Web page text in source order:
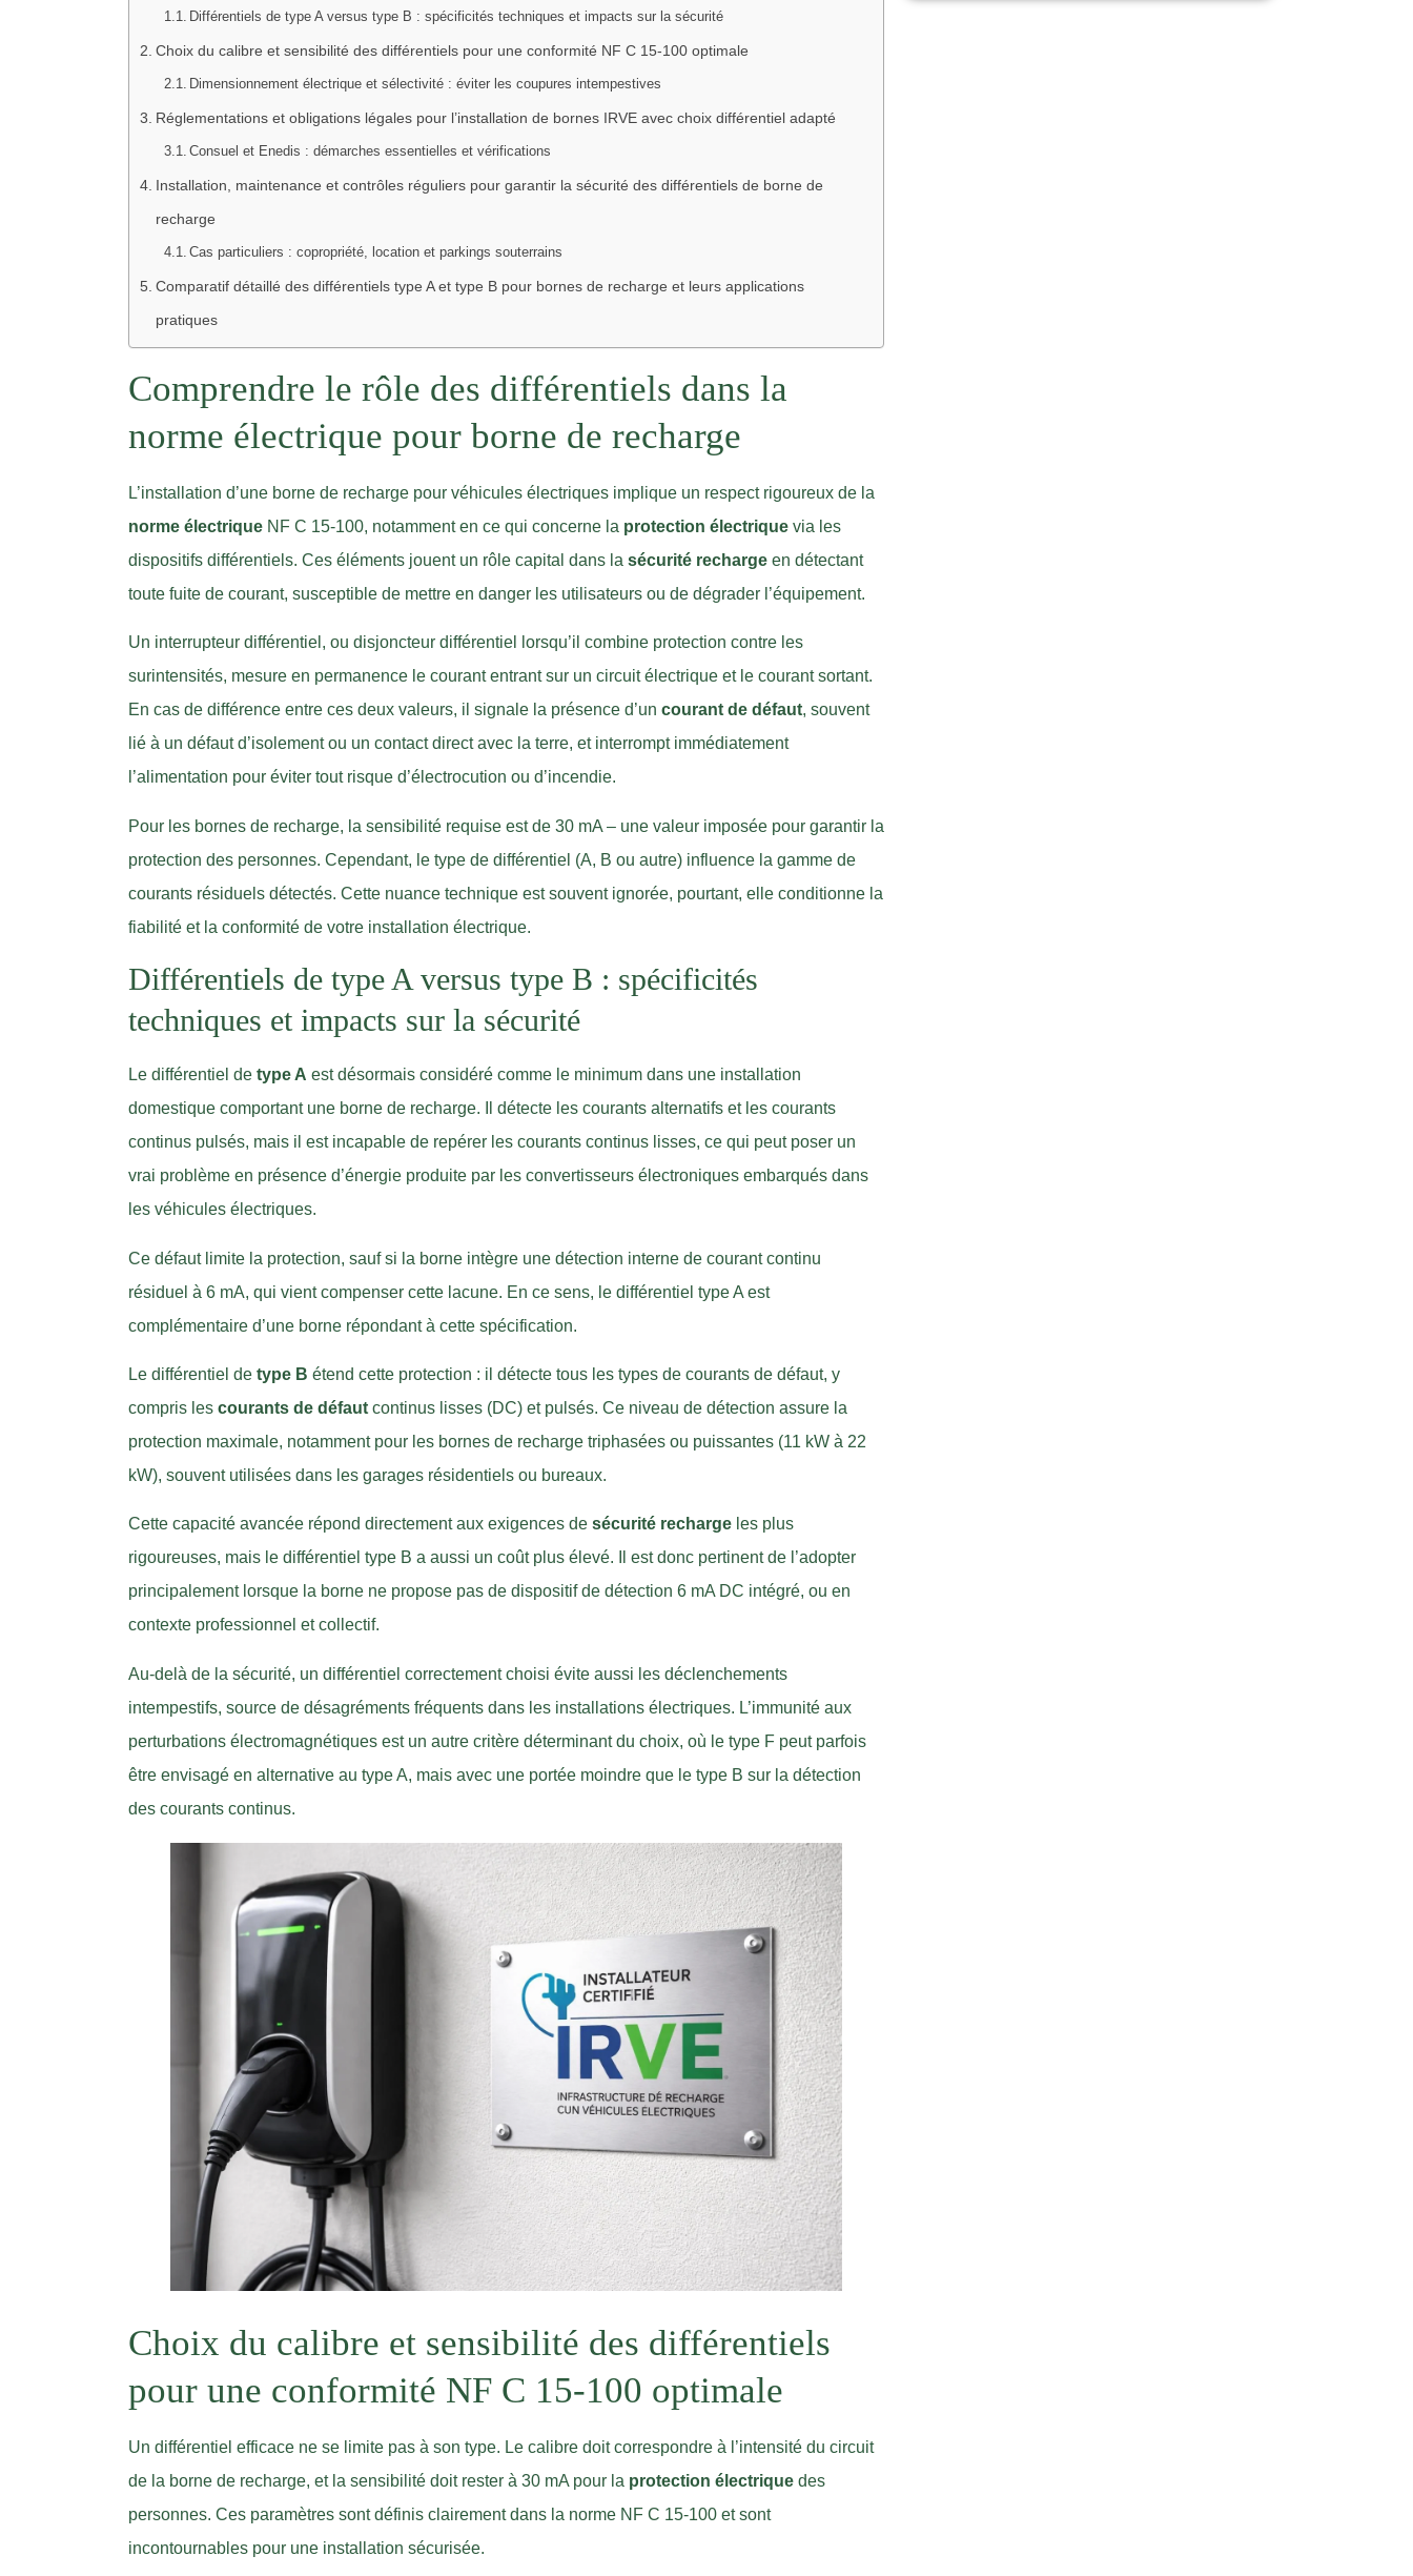
Différentiels de type A versus type B : spécificités techniques et impacts sur la sécurité
Choix du calibre et sensibilité des différentiels pour une conformité NF C 15-100 optimale
Dimensionnement électrique et sélectivité : éviter les coupures intempestives
Réglementations et obligations légales pour l’installation de bornes IRVE avec choix différentiel adapté
Consuel et Enedis : démarches essentielles et vérifications
Installation, maintenance et contrôles réguliers pour garantir la sécurité des différentiels de borne de
recharge
Cas particuliers : copropriété, location et parkings souterrains
Comparatif détaillé des différentiels type A et type B pour bornes de recharge et leurs applications
pratiques
Comprendre le rôle des différentiels dans la
norme électrique pour borne de recharge
L’installation d’une borne de recharge pour véhicules électriques implique un respect rigoureux de la
norme électrique NF C 15-100, notamment en ce qui concerne la protection électrique via les
dispositifs différentiels. Ces éléments jouent un rôle capital dans la sécurité recharge en détectant
toute fuite de courant, susceptible de mettre en danger les utilisateurs ou de dégrader l’équipement.
Un interrupteur différentiel, ou disjoncteur différentiel lorsqu’il combine protection contre les
surintensités, mesure en permanence le courant entrant sur un circuit électrique et le courant sortant.
En cas de différence entre ces deux valeurs, il signale la présence d’un courant de défaut, souvent
lié à un défaut d’isolement ou un contact direct avec la terre, et interrompt immédiatement
l’alimentation pour éviter tout risque d’électrocution ou d’incendie.
Pour les bornes de recharge, la sensibilité requise est de 30 mA – une valeur imposée pour garantir la
protection des personnes. Cependant, le type de différentiel (A, B ou autre) influence la gamme de
courants résiduels détectés. Cette nuance technique est souvent ignorée, pourtant, elle conditionne la
fiabilité et la conformité de votre installation électrique.
Différentiels de type A versus type B : spécificités
techniques et impacts sur la sécurité
Le différentiel de type A est désormais considéré comme le minimum dans une installation
domestique comportant une borne de recharge. Il détecte les courants alternatifs et les courants
continus pulsés, mais il est incapable de repérer les courants continus lisses, ce qui peut poser un
vrai problème en présence d’énergie produite par les convertisseurs électroniques embarqués dans
les véhicules électriques.
Ce défaut limite la protection, sauf si la borne intègre une détection interne de courant continu
résiduel à 6 mA, qui vient compenser cette lacune. En ce sens, le différentiel type A est
complémentaire d’une borne répondant à cette spécification.
Le différentiel de type B étend cette protection : il détecte tous les types de courants de défaut, y
compris les courants de défaut continus lisses (DC) et pulsés. Ce niveau de détection assure la
protection maximale, notamment pour les bornes de recharge triphasées ou puissantes (11 kW à 22
kW), souvent utilisées dans les garages résidentiels ou bureaux.
Cette capacité avancée répond directement aux exigences de sécurité recharge les plus
rigoureuses, mais le différentiel type B a aussi un coût plus élevé. Il est donc pertinent de l’adopter
principalement lorsque la borne ne propose pas de dispositif de détection 6 mA DC intégré, ou en
contexte professionnel et collectif.
Au-delà de la sécurité, un différentiel correctement choisi évite aussi les déclenchements
intempestifs, source de désagréments fréquents dans les installations électriques. L’immunité aux
perturbations électromagnétiques est un autre critère déterminant du choix, où le type F peut parfois
être envisagé en alternative au type A, mais avec une portée moindre que le type B sur la détection
des courants continus.
Choix du calibre et sensibilité des différentiels
pour une conformité NF C 15-100 optimale
Un différentiel efficace ne se limite pas à son type. Le calibre doit correspondre à l’intensité du circuit
de la borne de recharge, et la sensibilité doit rester à 30 mA pour la protection électrique des
personnes. Ces paramètres sont définis clairement dans la norme NF C 15-100 et sont
incontournables pour une installation sécurisée.